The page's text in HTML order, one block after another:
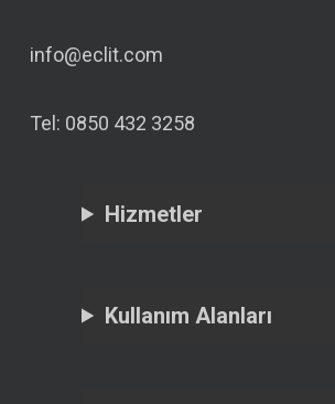
info@eclit.com
Tel: 0850 432 3258
Hizmetler
Kullanım Alanları